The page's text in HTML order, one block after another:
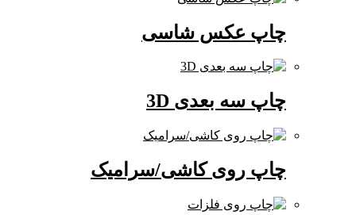
چاپ عکس شاسی
چاپ سه بعدی 3D
چاپ روی کاشی/سرامیک